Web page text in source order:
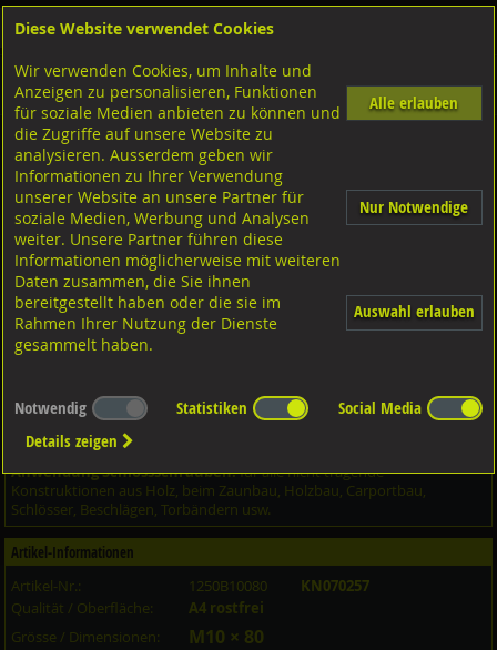
Shop Schrauben Diverse Schrauben
M-Gewinde
Diverse Ausführungen M-GewindeFlachrundschrauben A4 rostfrei
Flachrundschrauben mit 4kt. ohne MU, DIN603 A4
rostfrei M10x80
Anwendung Schlossschrauben:für alle nicht tragende
Konstruktionen aus Holz, beim Zaunbau, Holzbau, Carportbau,
Schlösser, Beschlägen, Torbändern usw.
Artikel-Informationen
Artikel-Nr.:
1250B10080
KN070257
Qualität / Oberfläche:
A4 rostfrei
Grösse / Dimensionen:
M10 × 80
Diese Website verwendet Cookies
Wir verwenden Cookies, um Inhalte und
Anzeigen zu personalisieren, Funktionen
für soziale Medien anbieten zu können und
die Zugriffe auf unsere Website zu
analysieren. Ausserdem geben wir
Informationen zu Ihrer Verwendung
unserer Website an unsere Partner für
soziale Medien, Werbung und Analysen
weiter. Unsere Partner führen diese
Informationen möglicherweise mit weiteren
Daten zusammen, die Sie ihnen
bereitgestellt haben oder die sie im
Rahmen Ihrer Nutzung der Dienste
gesammelt haben.
Alle erlauben
Nur Notwendige
Auswahl erlauben
Notwendig Statistiken
Social Media
Details zeigen